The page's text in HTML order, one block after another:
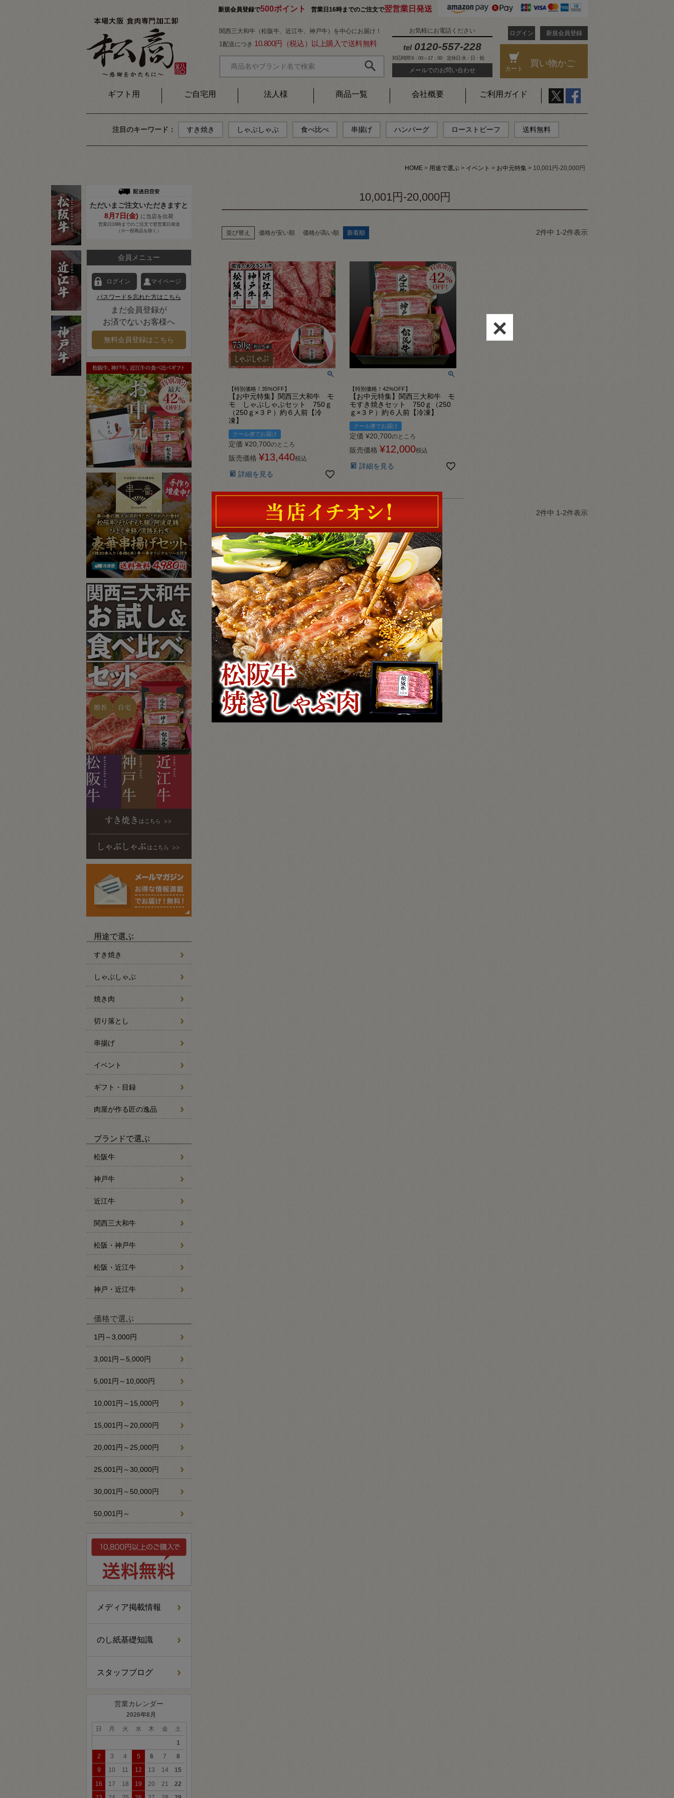
新規会員登録で500ポイント 営業日16時までのご注文で翌営業日発送
関西三大和牛（松阪牛、近江牛、神戸牛）を中心にお届け！
1配送につき 10.800円（税込）以上購入で送料無料
お気軽にお電話ください
tel 0120-557-228
対応時間 9：00～17：00 定休日 水・日・祝
メールでのお問い合わせ
ログイン 新規会員登録
カート
買い物かご
ギフト用 ご自宅用 法人様 商品一覧 会社概要 ご利用ガイド
注目のキーワード： すき焼き しゃぶしゃぶ 食べ比べ 串揚げ ハンバーグ ローストビーフ 送料無料
HOME 用途で選ぶ イベント お中元特集 10,001円-20,000円
ただいまご注文いただきますと
8月 7 日(金) に当店を出荷
営業日16時までのご注文で翌営業日発送
（※一部商品を除く）
会員メニュー
ログイン マイページ
パスワードを忘れた方はこちら
まだ会員登録が
お済でないお客様へ
無料会員登録はこちら
用途で選ぶ
すき焼き
しゃぶしゃぶ
焼き肉
切り落とし
串揚げ
イベント
ギフト・目録
肉屋が作る匠の逸品
ブランドで選ぶ
松阪牛
神戸牛
近江牛
関西三大和牛
松阪・神戸牛
松阪・近江牛
神戸・近江牛
価格で選ぶ
1円～3,000円
3,001円～5,000円
5,001円～10,000円
10,001円～15,000円
15,001円～20,000円
20,001円～25,000円
25,001円～30,000円
30,001円～50,000円
50,001円～
メディア掲載情報
のし紙基礎知識
スタッフブログ
営業カレンダー
2026年8月
日 月 火 水 木 金
土
1
2
3 4 5 6 7
8
9
10 11 12 13 14
15
16
17 18 19 20 21
22
10,001円-20,000円
並び替え 価格が安い順 価格が高い順 新着順 2件中 1-2件表示
【特別価格！35%OFF】
【お中元特集】関西三大和牛 モ
モ しゃぶしゃぶセット 750ｇ
（250ｇ×３Ｐ）約６人前【冷
凍】
クール便でお届け
定価 ¥20,700のところ
販売価格 ¥13,440税込
詳細を見る
【特別価格！42%OFF】
【お中元特集】関西三大和牛 モ
モすき焼きセット 750ｇ（250
ｇ×３Ｐ）約６人前【冷凍】
クール便でお届け
定価 ¥20,700のところ
販売価格 ¥12,000税込
詳細を見る
価格が安い順 価格が高い順 新着順 2件中 1-2件表示
×